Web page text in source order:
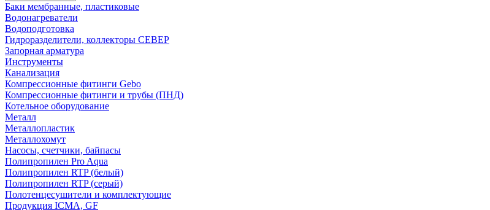
Баки мембранные, пластиковые
Водонагреватели
Водоподготовка
Гидроразделители, коллекторы СЕВЕР
Запорная арматура
Инструменты
Канализация
Компрессионные фитинги Gebo
Компрессионные фитинги и трубы (ПНД)
Котельное оборудование
Металл
Металлопластик
Металлохомут
Насосы, счетчики, байпасы
Полипропилен Pro Aqua
Полипропилен RTP (белый)
Полипропилен RTP (серый)
Полотенцесушители и комплектующие
Продукция ICMA, GF